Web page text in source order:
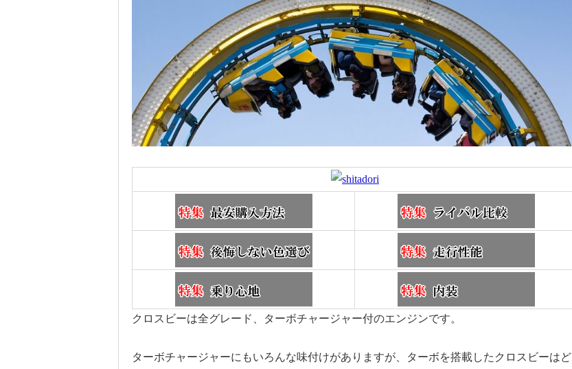
クロスビーは全グレード、ターボチャージャー付のエンジンです。
ターボチャージャーにもいろんな味付けがありますが、ターボを搭載したクロスビーはど